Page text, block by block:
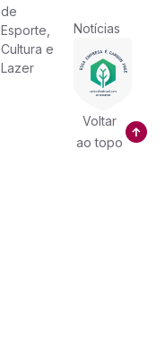
de
Esporte,
Cultura e
Lazer
Notícias
Voltar
ao topo